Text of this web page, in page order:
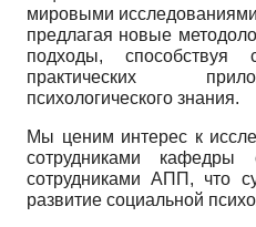
мировыми
предлагая новые
подходы, способствуя
практических
психологического знания.
Мы ценим интерес к
сотрудниками кафедры
сотрудниками АПП, что
развитие социальной